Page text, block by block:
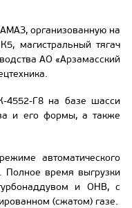
организованную на
магистральный тягач
АО «Арзамасский
4552-Г8 на базе шасси
и его формы, а также
автоматического
Полное время выгрузки
и ОНВ, с
(сжатом) газе.